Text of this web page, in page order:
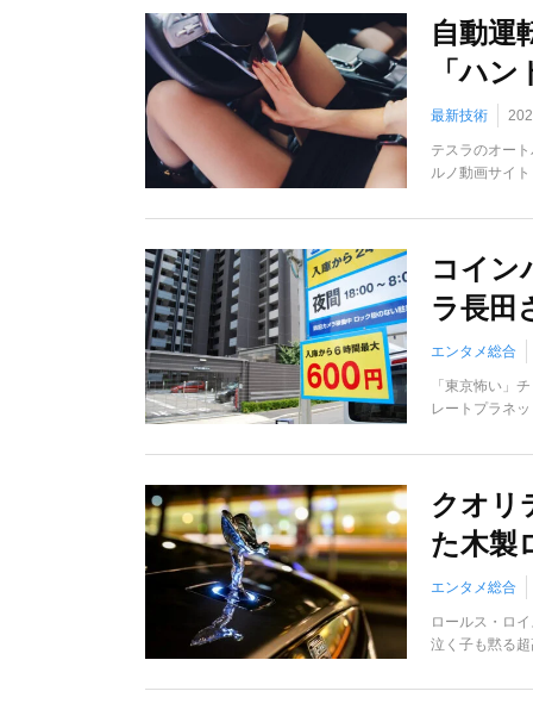
自動運
「ハ
最新技術
テスラのオー
ルノ動画サイ
コイン
ラ長田
エンタメ総合
「東京怖い」
レートプラネ
クオリ
た木製
エンタメ総合
ロールス・ロ
泣く子も黙る